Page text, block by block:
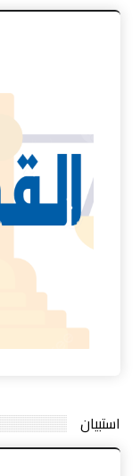
استبيان